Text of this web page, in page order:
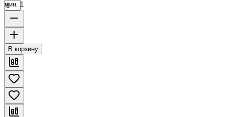
мин. 1
В корзину